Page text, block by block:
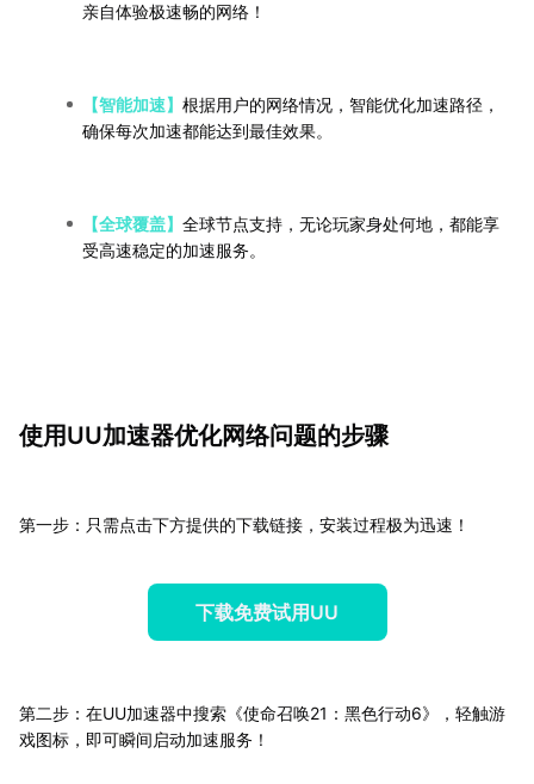
亲自体验极速畅的网络！
【智能加速】 根据用户的网络情况，智能优化加速路径，
确保每次加速都能达到最佳效果。
【全球覆盖】 全球节点支持，无论玩家身处何地，都能享
受高速稳定的加速服务。
使用UU加速器优化网络问题的步骤
第一步：只需点击下方提供的下载链接，安装过程极为迅速！
下载免费试用UU
第二步：在UU加速器中搜索《使命召唤21：黑色行动6》，轻触游
戏图标，即可瞬间启动加速服务！